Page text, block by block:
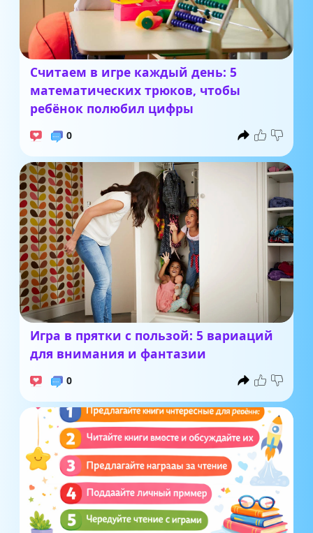
Считаем в игре каждый день: 5
математических трюков, чтобы
ребёнок полюбил цифры
0
Игра в прятки с пользой: 5 вариаций
для внимания и фантазии
0